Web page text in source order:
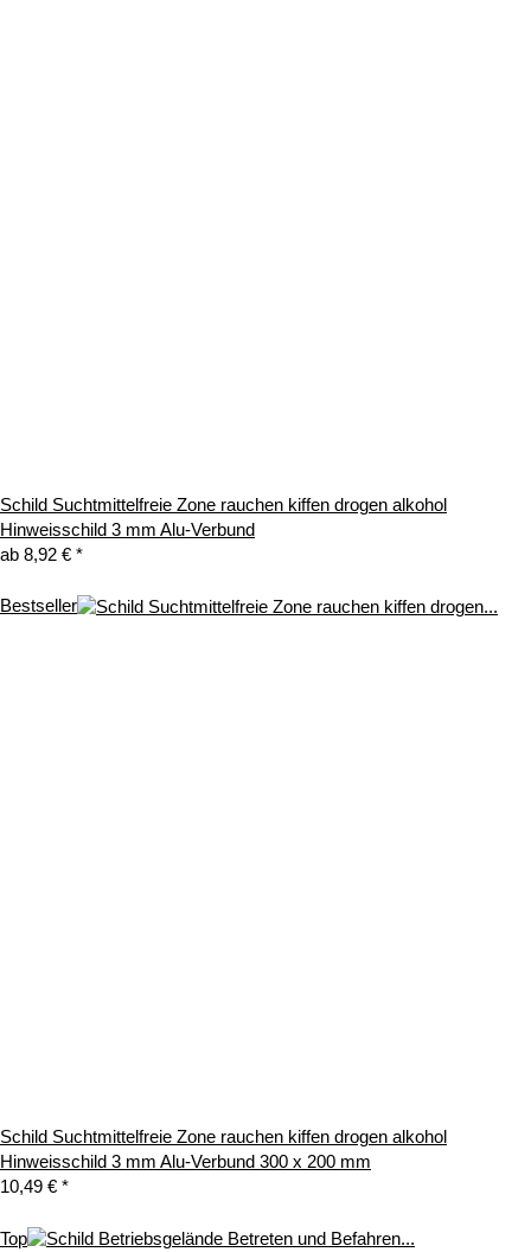
Schild Suchtmittelfreie Zone rauchen kiffen drogen alkohol
Hinweisschild 3 mm Alu-Verbund
ab 8,92 € *
Bestseller
Schild Suchtmittelfreie Zone rauchen kiffen drogen alkohol
Hinweisschild 3 mm Alu-Verbund 300 x 200 mm
10,49 € *
Top